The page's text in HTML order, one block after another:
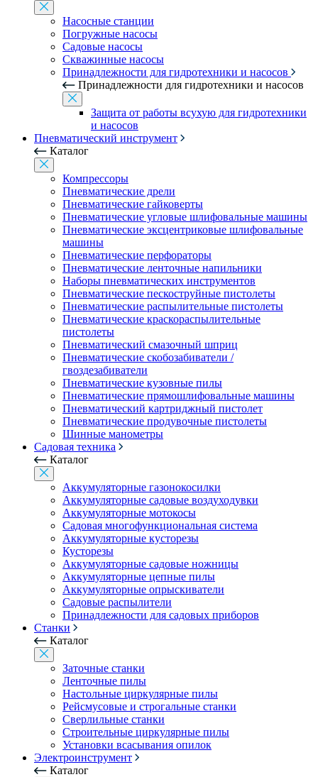
Насосные станции
Погружные насосы
Садовые насосы
Скважинные насосы
Принадлежности для гидротехники и насосов
Принадлежности для гидротехники и насосов
Защита от работы всухую для гидротехники
и насосов
Пневматический инструмент
Каталог
Компрессоры
Пневматические дрели
Пневматические гайковерты
Пневматические угловые шлифовальные машины
Пневматические эксцентриковые шлифовальные
машины
Пневматические перфораторы
Пневматические ленточные напильники
Наборы пневматических инструментов
Пневматические пескоструйные пистолеты
Пневматические распылительные пистолеты
Пневматические краскораспылительные
пистолеты
Пневматический смазочный шприц
Пневматические скобозабиватели /
гвоздезабиватели
Пневматические кузовные пилы
Пневматические прямошлифовальные машины
Пневматический картриджный пистолет
Пневматические продувочные пистолеты
Шинные манометры
Садовая техника
Каталог
Аккумуляторные газонокосилки
Аккумуляторные садовые воздуходувки
Аккумуляторные мотокосы
Садовая многофункциональная система
Аккумуляторные кусторезы
Кусторезы
Аккумуляторные садовые ножницы
Аккумуляторные цепные пилы
Аккумуляторные опрыскиватели
Садовые распылители
Принадлежности для садовых приборов
Станки
Каталог
Заточные станки
Ленточные пилы
Настольные циркулярные пилы
Рейсмусовые и строгальные станки
Сверлильные станки
Строительные циркулярные пилы
Установки всасывания опилок
Электроинструмент
Каталог